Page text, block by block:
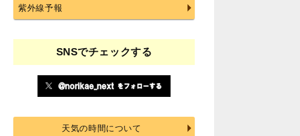
紫外線予報
SNSでチェックする
天気の時間について